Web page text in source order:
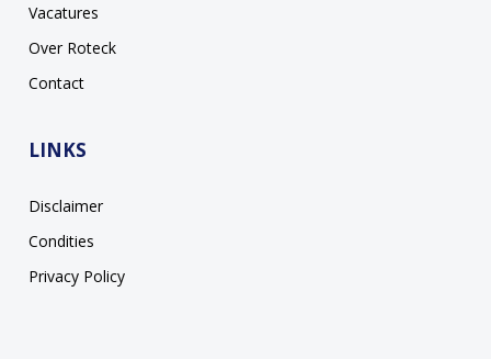
Vacatures
Over Roteck
Contact
LINKS
Disclaimer
Condities
Privacy Policy